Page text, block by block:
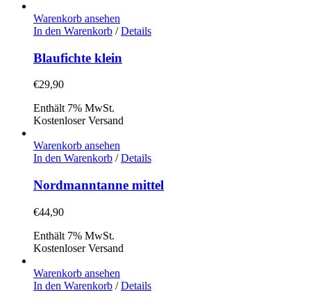
Warenkorb ansehen
In den Warenkorb / Details
Blaufichte klein
€29,90
Enthält 7% MwSt.
Kostenloser Versand
Warenkorb ansehen
In den Warenkorb / Details
Nordmanntanne mittel
€44,90
Enthält 7% MwSt.
Kostenloser Versand
Warenkorb ansehen
In den Warenkorb / Details